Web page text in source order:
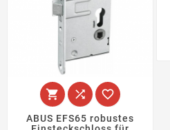
  
ABUS EFS65 robustes